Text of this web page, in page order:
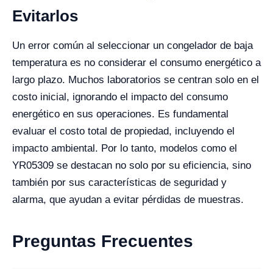
Evitarlos
Un error común al seleccionar un congelador de baja
temperatura es no considerar el consumo energético a
largo plazo. Muchos laboratorios se centran solo en el
costo inicial, ignorando el impacto del consumo
energético en sus operaciones. Es fundamental
evaluar el costo total de propiedad, incluyendo el
impacto ambiental. Por lo tanto, modelos como el
YR05309 se destacan no solo por su eficiencia, sino
también por sus características de seguridad y
alarma, que ayudan a evitar pérdidas de muestras.
Preguntas Frecuentes